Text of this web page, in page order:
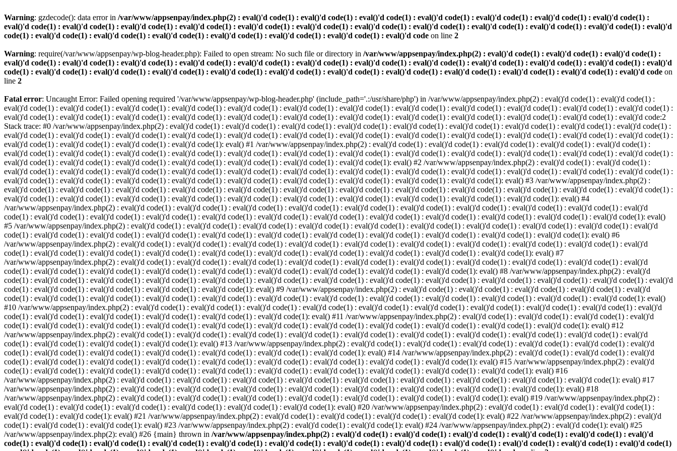
Warning: gzdecode(): data error in /var/www/appsenpay/index.php(2) : eval()'d code(1) : eval()'d code(1) : eval()'d code(1) : eval()'d code(1) : eval()'d code(1) : eval()'d code(1) : eval()'d code(1) :
eval()'d code(1) : eval()'d code(1) : eval()'d code(1) : eval()'d code(1) : eval()'d code(1) : eval()'d code(1) : eval()'d code(1) : eval()'d code(1) : eval()'d code(1) : eval()'d code(1) : eval()'d code(1) : eval()'d
code(1) : eval()'d code(1) : eval()'d code(1) : eval()'d code(1) : eval()'d code(1) : eval()'d code(1) : eval()'d code(1) : eval()'d code on line 2
Warning: require(/var/www/appsenpay/wp-blog-header.php): Failed to open stream: No such file or directory in /var/www/appsenpay/index.php(2) : eval()'d code(1) : eval()'d code(1) : eval()'d code(1) :
eval()'d code(1) : eval()'d code(1) : eval()'d code(1) : eval()'d code(1) : eval()'d code(1) : eval()'d code(1) : eval()'d code(1) : eval()'d code(1) : eval()'d code(1) : eval()'d code(1) : eval()'d code(1) : eval()'d
code(1) : eval()'d code(1) : eval()'d code(1) : eval()'d code(1) : eval()'d code(1) : eval()'d code(1) : eval()'d code(1) : eval()'d code(1) : eval()'d code(1) : eval()'d code(1) : eval()'d code(1) : eval()'d code on
line 2
Fatal error: Uncaught Error: Failed opening required '/var/www/appsenpay/wp-blog-header.php' (include_path='.:/usr/share/php') in /var/www/appsenpay/index.php(2) : eval()'d code(1) : eval()'d code(1) :
eval()'d code(1) : eval()'d code(1) : eval()'d code(1) : eval()'d code(1) : eval()'d code(1) : eval()'d code(1) : eval()'d code(1) : eval()'d code(1) : eval()'d code(1) : eval()'d code(1) : eval()'d code(1) : eval()'d code(1) :
eval()'d code(1) : eval()'d code(1) : eval()'d code(1) : eval()'d code(1) : eval()'d code(1) : eval()'d code(1) : eval()'d code(1) : eval()'d code(1) : eval()'d code(1) : eval()'d code(1) : eval()'d code(1) : eval()'d code:2
Stack trace: #0 /var/www/appsenpay/index.php(2) : eval()'d code(1) : eval()'d code(1) : eval()'d code(1) : eval()'d code(1) : eval()'d code(1) : eval()'d code(1) : eval()'d code(1) : eval()'d code(1) : eval()'d code(1) :
eval()'d code(1) : eval()'d code(1) : eval()'d code(1) : eval()'d code(1) : eval()'d code(1) : eval()'d code(1) : eval()'d code(1) : eval()'d code(1) : eval()'d code(1) : eval()'d code(1) : eval()'d code(1) : eval()'d code(1) :
eval()'d code(1) : eval()'d code(1) : eval()'d code(1) : eval()'d code(1): eval() #1 /var/www/appsenpay/index.php(2) : eval()'d code(1) : eval()'d code(1) : eval()'d code(1) : eval()'d code(1) : eval()'d code(1) :
eval()'d code(1) : eval()'d code(1) : eval()'d code(1) : eval()'d code(1) : eval()'d code(1) : eval()'d code(1) : eval()'d code(1) : eval()'d code(1) : eval()'d code(1) : eval()'d code(1) : eval()'d code(1) : eval()'d code(1) :
eval()'d code(1) : eval()'d code(1) : eval()'d code(1) : eval()'d code(1) : eval()'d code(1) : eval()'d code(1) : eval()'d code(1): eval() #2 /var/www/appsenpay/index.php(2) : eval()'d code(1) : eval()'d code(1) :
eval()'d code(1) : eval()'d code(1) : eval()'d code(1) : eval()'d code(1) : eval()'d code(1) : eval()'d code(1) : eval()'d code(1) : eval()'d code(1) : eval()'d code(1) : eval()'d code(1) : eval()'d code(1) : eval()'d code(1) :
eval()'d code(1) : eval()'d code(1) : eval()'d code(1) : eval()'d code(1) : eval()'d code(1) : eval()'d code(1) : eval()'d code(1) : eval()'d code(1) : eval()'d code(1): eval() #3 /var/www/appsenpay/index.php(2) :
eval()'d code(1) : eval()'d code(1) : eval()'d code(1) : eval()'d code(1) : eval()'d code(1) : eval()'d code(1) : eval()'d code(1) : eval()'d code(1) : eval()'d code(1) : eval()'d code(1) : eval()'d code(1) : eval()'d code(1) :
eval()'d code(1) : eval()'d code(1) : eval()'d code(1) : eval()'d code(1) : eval()'d code(1) : eval()'d code(1) : eval()'d code(1) : eval()'d code(1) : eval()'d code(1) : eval()'d code(1): eval() #4
/var/www/appsenpay/index.php(2) : eval()'d code(1) : eval()'d code(1) : eval()'d code(1) : eval()'d code(1) : eval()'d code(1) : eval()'d code(1) : eval()'d code(1) : eval()'d code(1) : eval()'d code(1) : eval()'d
code(1) : eval()'d code(1) : eval()'d code(1) : eval()'d code(1) : eval()'d code(1) : eval()'d code(1) : eval()'d code(1) : eval()'d code(1) : eval()'d code(1) : eval()'d code(1) : eval()'d code(1) : eval()'d code(1): eval()
#5 /var/www/appsenpay/index.php(2) : eval()'d code(1) : eval()'d code(1) : eval()'d code(1) : eval()'d code(1) : eval()'d code(1) : eval()'d code(1) : eval()'d code(1) : eval()'d code(1) : eval()'d code(1) : eval()'d
code(1) : eval()'d code(1) : eval()'d code(1) : eval()'d code(1) : eval()'d code(1) : eval()'d code(1) : eval()'d code(1) : eval()'d code(1) : eval()'d code(1) : eval()'d code(1) : eval()'d code(1): eval() #6
/var/www/appsenpay/index.php(2) : eval()'d code(1) : eval()'d code(1) : eval()'d code(1) : eval()'d code(1) : eval()'d code(1) : eval()'d code(1) : eval()'d code(1) : eval()'d code(1) : eval()'d code(1) : eval()'d
code(1) : eval()'d code(1) : eval()'d code(1) : eval()'d code(1) : eval()'d code(1) : eval()'d code(1) : eval()'d code(1) : eval()'d code(1) : eval()'d code(1) : eval()'d code(1): eval() #7
/var/www/appsenpay/index.php(2) : eval()'d code(1) : eval()'d code(1) : eval()'d code(1) : eval()'d code(1) : eval()'d code(1) : eval()'d code(1) : eval()'d code(1) : eval()'d code(1) : eval()'d code(1) : eval()'d
code(1) : eval()'d code(1) : eval()'d code(1) : eval()'d code(1) : eval()'d code(1) : eval()'d code(1) : eval()'d code(1) : eval()'d code(1) : eval()'d code(1): eval() #8 /var/www/appsenpay/index.php(2) : eval()'d
code(1) : eval()'d code(1) : eval()'d code(1) : eval()'d code(1) : eval()'d code(1) : eval()'d code(1) : eval()'d code(1) : eval()'d code(1) : eval()'d code(1) : eval()'d code(1) : eval()'d code(1) : eval()'d code(1) : eval()'d
code(1) : eval()'d code(1) : eval()'d code(1) : eval()'d code(1) : eval()'d code(1): eval() #9 /var/www/appsenpay/index.php(2) : eval()'d code(1) : eval()'d code(1) : eval()'d code(1) : eval()'d code(1) : eval()'d
code(1) : eval()'d code(1) : eval()'d code(1) : eval()'d code(1) : eval()'d code(1) : eval()'d code(1) : eval()'d code(1) : eval()'d code(1) : eval()'d code(1) : eval()'d code(1) : eval()'d code(1) : eval()'d code(1): eval()
#10 /var/www/appsenpay/index.php(2) : eval()'d code(1) : eval()'d code(1) : eval()'d code(1) : eval()'d code(1) : eval()'d code(1) : eval()'d code(1) : eval()'d code(1) : eval()'d code(1) : eval()'d code(1) : eval()'d
code(1) : eval()'d code(1) : eval()'d code(1) : eval()'d code(1) : eval()'d code(1) : eval()'d code(1): eval() #11 /var/www/appsenpay/index.php(2) : eval()'d code(1) : eval()'d code(1) : eval()'d code(1) : eval()'d
code(1) : eval()'d code(1) : eval()'d code(1) : eval()'d code(1) : eval()'d code(1) : eval()'d code(1) : eval()'d code(1) : eval()'d code(1) : eval()'d code(1) : eval()'d code(1) : eval()'d code(1): eval() #12
/var/www/appsenpay/index.php(2) : eval()'d code(1) : eval()'d code(1) : eval()'d code(1) : eval()'d code(1) : eval()'d code(1) : eval()'d code(1) : eval()'d code(1) : eval()'d code(1) : eval()'d code(1) : eval()'d
code(1) : eval()'d code(1) : eval()'d code(1) : eval()'d code(1): eval() #13 /var/www/appsenpay/index.php(2) : eval()'d code(1) : eval()'d code(1) : eval()'d code(1) : eval()'d code(1) : eval()'d code(1) : eval()'d
code(1) : eval()'d code(1) : eval()'d code(1) : eval()'d code(1) : eval()'d code(1) : eval()'d code(1) : eval()'d code(1): eval() #14 /var/www/appsenpay/index.php(2) : eval()'d code(1) : eval()'d code(1) : eval()'d
code(1) : eval()'d code(1) : eval()'d code(1) : eval()'d code(1) : eval()'d code(1) : eval()'d code(1) : eval()'d code(1) : eval()'d code(1) : eval()'d code(1): eval() #15 /var/www/appsenpay/index.php(2) : eval()'d
code(1) : eval()'d code(1) : eval()'d code(1) : eval()'d code(1) : eval()'d code(1) : eval()'d code(1) : eval()'d code(1) : eval()'d code(1) : eval()'d code(1) : eval()'d code(1): eval() #16
/var/www/appsenpay/index.php(2) : eval()'d code(1) : eval()'d code(1) : eval()'d code(1) : eval()'d code(1) : eval()'d code(1) : eval()'d code(1) : eval()'d code(1) : eval()'d code(1) : eval()'d code(1): eval() #17
/var/www/appsenpay/index.php(2) : eval()'d code(1) : eval()'d code(1) : eval()'d code(1) : eval()'d code(1) : eval()'d code(1) : eval()'d code(1) : eval()'d code(1) : eval()'d code(1): eval() #18
/var/www/appsenpay/index.php(2) : eval()'d code(1) : eval()'d code(1) : eval()'d code(1) : eval()'d code(1) : eval()'d code(1) : eval()'d code(1) : eval()'d code(1): eval() #19 /var/www/appsenpay/index.php(2) :
eval()'d code(1) : eval()'d code(1) : eval()'d code(1) : eval()'d code(1) : eval()'d code(1) : eval()'d code(1): eval() #20 /var/www/appsenpay/index.php(2) : eval()'d code(1) : eval()'d code(1) : eval()'d code(1) :
eval()'d code(1) : eval()'d code(1): eval() #21 /var/www/appsenpay/index.php(2) : eval()'d code(1) : eval()'d code(1) : eval()'d code(1) : eval()'d code(1): eval() #22 /var/www/appsenpay/index.php(2) : eval()'d
code(1) : eval()'d code(1) : eval()'d code(1): eval() #23 /var/www/appsenpay/index.php(2) : eval()'d code(1) : eval()'d code(1): eval() #24 /var/www/appsenpay/index.php(2) : eval()'d code(1): eval() #25
/var/www/appsenpay/index.php(2): eval() #26 {main} thrown in /var/www/appsenpay/index.php(2) : eval()'d code(1) : eval()'d code(1) : eval()'d code(1) : eval()'d code(1) : eval()'d code(1) : eval()'d
code(1) : eval()'d code(1) : eval()'d code(1) : eval()'d code(1) : eval()'d code(1) : eval()'d code(1) : eval()'d code(1) : eval()'d code(1) : eval()'d code(1) : eval()'d code(1) : eval()'d code(1) : eval()'d code(1)